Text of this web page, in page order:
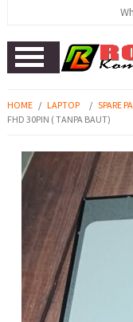
Open
Menu
HOME / LAPTOP / SPARE
FHD 30PIN ( TANPA BAUT)